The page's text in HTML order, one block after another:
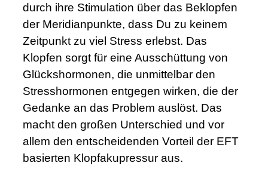
durch ihre Stimulation über das Beklopfen
der Meridianpunkte, dass Du zu keinem
Zeitpunkt zu viel Stress erlebst. Das
Klopfen sorgt für eine Ausschüttung von
Glückshormonen, die unmittelbar den
Stresshormonen entgegen wirken, die der
Gedanke an das Problem auslöst. Das
macht den großen Unterschied und vor
allem den entscheidenden Vorteil der EFT
basierten Klopfakupressur aus.